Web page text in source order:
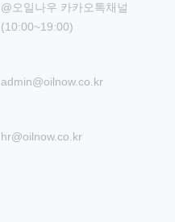
@오일나우 카카오톡채널
(10:00~19:00)
admin@oilnow.co.kr
hr@oilnow.co.kr